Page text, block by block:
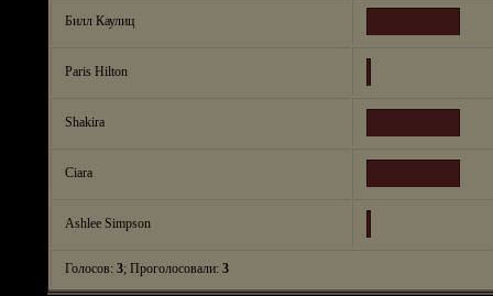
Билл Каулиц
Paris Hilton
Shakira
Ciara
Ashlee Simpson
Голосов: 3; Проголосовали: 3